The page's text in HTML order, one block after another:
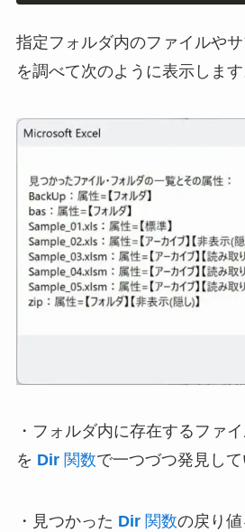
指定フォルダ内のファイルや
を調べて次のように表示します
・フォルダ内に存在するファ
を Dir関数で一つづつ発見して
・見つかった Dir関数の戻り